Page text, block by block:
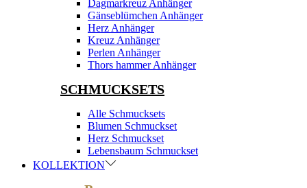
Dagmarkreuz Anhänger
Gänseblümchen Anhänger
Herz Anhänger
Kreuz Anhänger
Perlen Anhänger
Thors hammer Anhänger
SCHMUCKSETS
Alle Schmucksets
Blumen Schmuckset
Herz Schmuckset
Lebensbaum Schmuckset
KOLLEKTION